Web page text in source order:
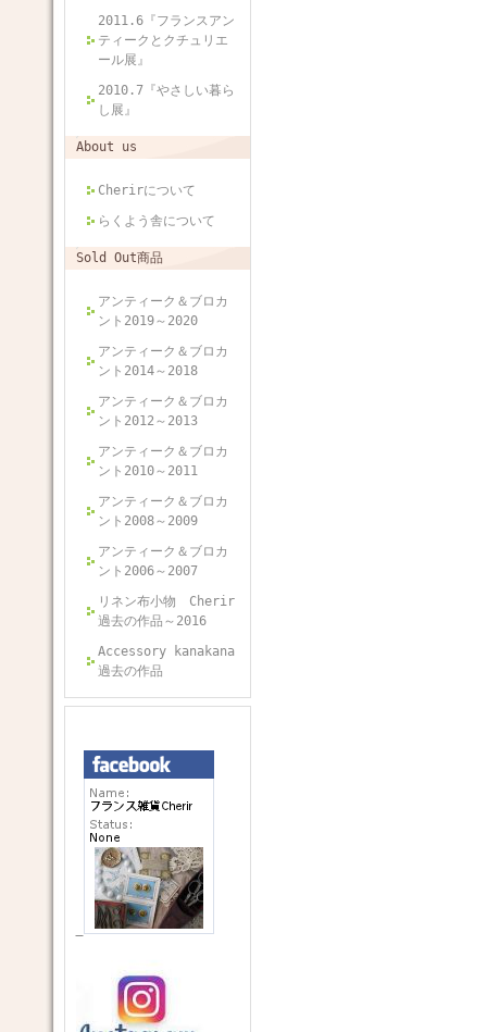
2011.6『フランスアン
ティークとクチュリエ
ール展』
2010.7『やさしい暮ら
し展』
About us
Cherirについて
らくよう舎について
Sold Out商品
アンティーク＆ブロカ
ント2019～2020
アンティーク＆ブロカ
ント2014～2018
アンティーク＆ブロカ
ント2012～2013
アンティーク＆ブロカ
ント2010～2011
アンティーク＆ブロカ
ント2008～2009
アンティーク＆ブロカ
ント2006～2007
リネン布小物 Cherir
過去の作品～2016
Accessory kanakana
過去の作品